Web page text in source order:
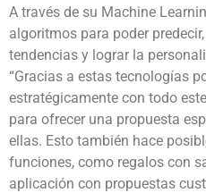
A través de su Machine
algoritmos para poder
tendencias y lograr la
“Gracias a estas tecnologías
estratégicamente con todo
para ofrecer una propuesta
ellas. Esto también hace
funciones, como regalos con
aplicación con propuestas